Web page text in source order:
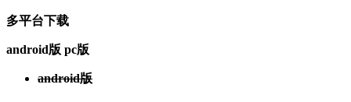
多平台下载
android版 pc版
android版